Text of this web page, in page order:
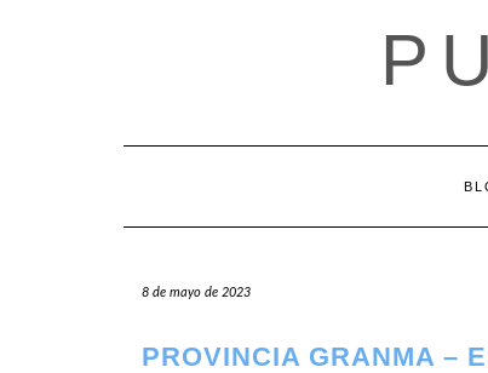
8 de mayo de 2023
PROVINCIA GRANMA –